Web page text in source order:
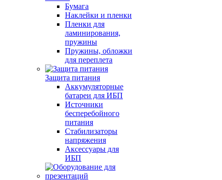
Бумага
Наклейки и пленки
Пленки для
ламинирования,
пружины
Пружины, обложки
для переплета
Защита питания
Аккумуляторные
батареи для ИБП
Источники
бесперебойного
питания
Стабилизаторы
напряжения
Аксессуары для
ИБП